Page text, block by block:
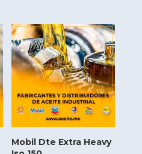
Mobil Dte Extra Heavy